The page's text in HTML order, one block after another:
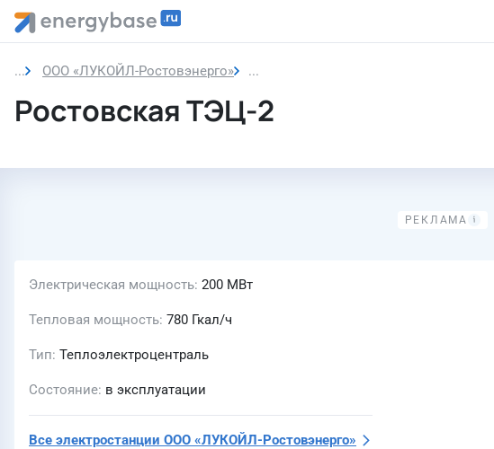
ООО «ЛУКОЙЛ-Ростовэнерго» Ростовская ТЭЦ-2
Ростовская ТЭЦ-2
Электрическая мощность 200 МВт
Тепловая мощность 780 Гкал/ч
Тип Теплоэлектроцентраль
Состояние в эксплуатации
Все электростанции ООО «ЛУКОЙЛ-Ростовэнерго»